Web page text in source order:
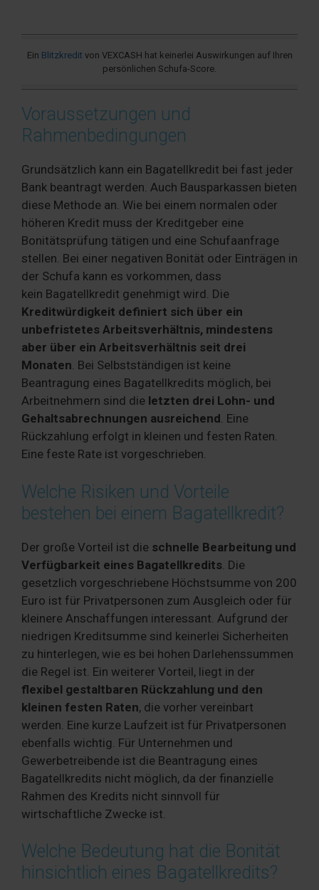
Ein Blitzkredit von VEXCASH hat keinerlei Auswirkungen auf Ihren
persönlichen Schufa-Score.
Voraussetzungen und
Rahmenbedingungen
Grundsätzlich kann ein Bagatellkredit bei fast jeder
Bank beantragt werden. Auch Bausparkassen bieten
diese Methode an. Wie bei einem normalen oder
höheren Kredit muss der Kreditgeber eine
Bonitätsprüfung tätigen und eine Schufaanfrage
stellen. Bei einer negativen Bonität oder Einträgen in
der Schufa kann es vorkommen, dass
kein Bagatellkredit genehmigt wird. Die
Kreditwürdigkeit definiert sich über ein
unbefristetes Arbeitsverhältnis, mindestens
aber über ein Arbeitsverhältnis seit drei
Monaten. Bei Selbstständigen ist keine
Beantragung eines Bagatellkredits möglich, bei
Arbeitnehmern sind die letzten drei Lohn- und
Gehaltsabrechnungen ausreichend. Eine
Rückzahlung erfolgt in kleinen und festen Raten.
Eine feste Rate ist vorgeschrieben.
Welche Risiken und Vorteile
bestehen bei einem Bagatellkredit?
Der große Vorteil ist die schnelle Bearbeitung und
Verfügbarkeit eines Bagatellkredits . Die
gesetzlich vorgeschriebene Höchstsumme von 200
Euro ist für Privatpersonen zum Ausgleich oder für
kleinere Anschaffungen interessant. Aufgrund der
niedrigen Kreditsumme sind keinerlei Sicherheiten
zu hinterlegen, wie es bei hohen Darlehenssummen
die Regel ist. Ein weiterer Vorteil, liegt in der
flexibel gestaltbaren Rückzahlung und den
kleinen festen Raten, die vorher vereinbart
werden. Eine kurze Laufzeit ist für Privatpersonen
ebenfalls wichtig. Für Unternehmen und
Gewerbetreibende ist die Beantragung eines
Bagatellkredits nicht möglich, da der finanzielle
Rahmen des Kredits nicht sinnvoll für
wirtschaftliche Zwecke ist.
Welche Bedeutung hat die Bonität
hinsichtlich eines Bagatellkredits?